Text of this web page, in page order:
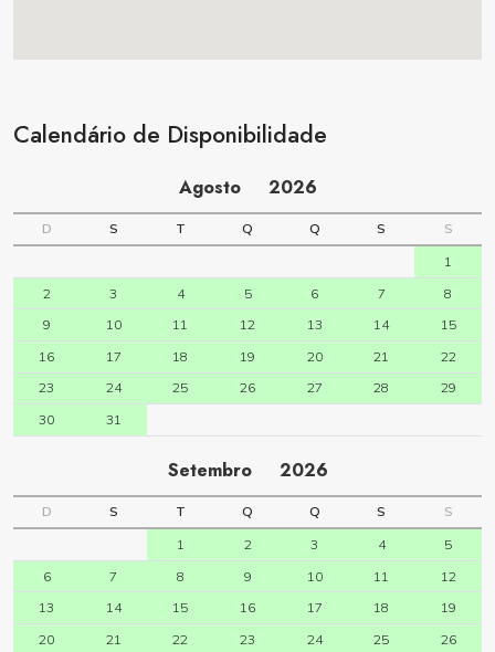
Calendário de Disponibilidade
Agosto 2026
D S T Q Q S
S
1
2
3 4 5 6 7
8
9
10 11 12 13 14
15
16
17 18 19 20 21
22
23
24 25 26 27 28
29
30
31
Setembro 2026
D S T Q Q S
S
1
2 3 4
5
6
7 8 9 10 11
12
13
14 15 16 17 18
19
20
21 22 23 24 25
26